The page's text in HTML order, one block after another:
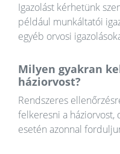
Igazolást kérhetünk
például munkáltatói
egyéb orvosi
Milyen gyakran
háziorvost?
Rendszeres
felkeresni a háziorvost,
esetén azonnal